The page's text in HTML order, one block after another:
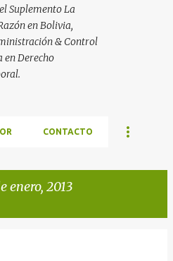
Suplemento La
en Bolivia,
& Control
en Derecho
CONTACTO
enero, 2013